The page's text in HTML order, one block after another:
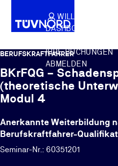
Springe zum Hauptinhalt
WILLKOMMEN
DASHBOARD
IHRE BUCHUNGEN
ABMELDEN
BERUFSKRAFTFAHRER
BKrFQG –
(theoretische
Modul 4
Anerkannte Weiterbildung
Berufskraftfahrer-
Seminar-Nr.: 60351201